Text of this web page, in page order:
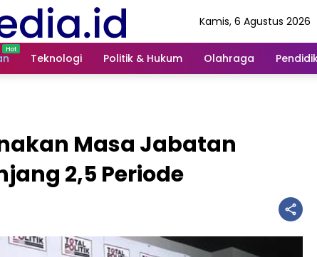
Kamis, 6 Agustus 2026
Teknologi Politik & Hukum Olahraga
Masa Jabatan
2,5 Periode